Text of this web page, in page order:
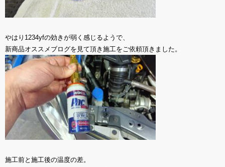
やはり1234yfの効きが弱く感じるようで、
新商品オススメブログを見て頂き施工をご依頼頂きました。
施工前と施工後の温度の差。